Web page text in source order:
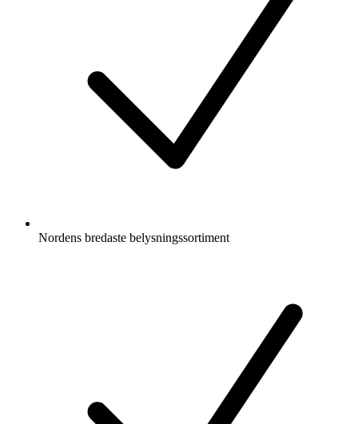
Nordens bredaste belysningssortiment